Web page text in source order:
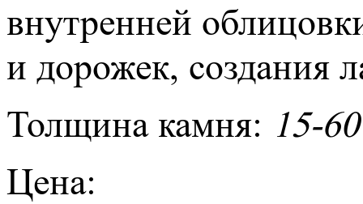
внутренней
и дорожек, создания
Толщина камня: 15-
Цена: